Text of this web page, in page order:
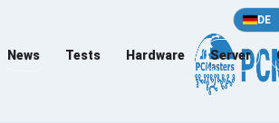
DE
News Tests Hardware Server